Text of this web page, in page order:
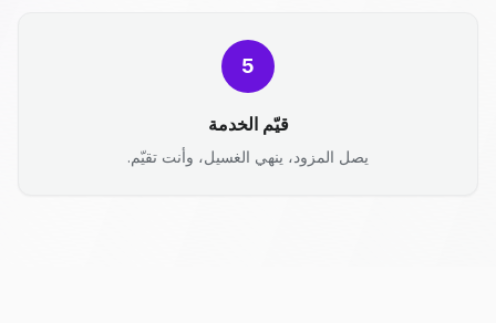
5
قيّم الخدمة
يصل المزود، ينهي الغسيل، وأنت تقيّم.